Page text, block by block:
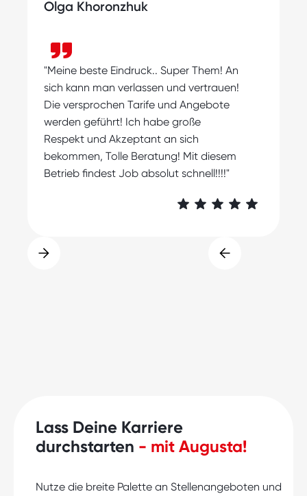
Olga Khoronzhuk
"Meine beste Eindruck.. Super Them! An
sich kann man verlassen und vertrauen!
Die versprochen Tarife und Angebote
werden geführt! Ich habe große
Respekt und Akzeptant an sich
bekommen, Tolle Beratung! Mit diesem
Betrieb findest Job absolut schnell!!!!"
Lass Deine Karriere
durchstarten - mit Augusta!
Nutze die breite Palette an Stellenangeboten und